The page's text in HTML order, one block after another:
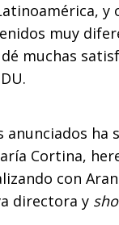
muy
muchas
ha
Cortina,
con
directora y